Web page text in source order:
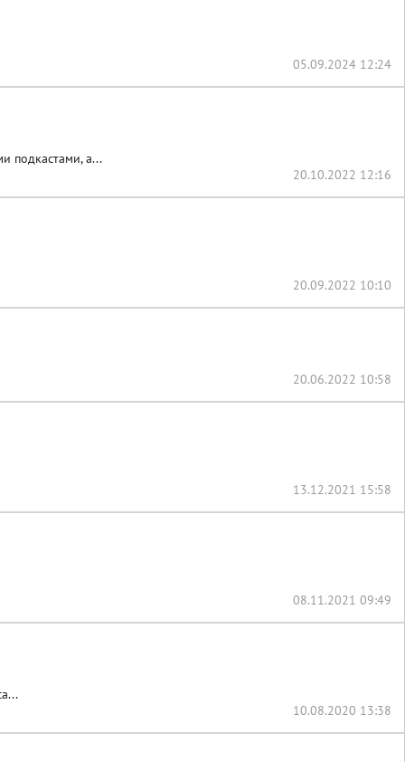
05.09.2024 12:24
подкастами, а...
20.10.2022 12:16
20.09.2022 10:10
20.06.2022 10:58
13.12.2021 15:58
08.11.2021 09:49
10.08.2020 13:38